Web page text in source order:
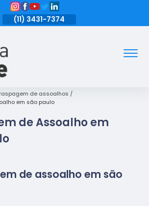
(11) 3431-7374
raspagem de assoalhos
em são paulo
de Assoalho em
de assoalho em são